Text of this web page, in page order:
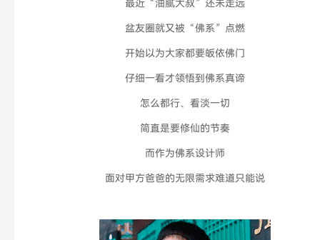
最近“油腻大叔”还未走远
盆友圈就又被“佛系”点燃
开始以为大家都要皈依佛门
仔细一看才领悟到佛系真谛
怎么都行、看淡一切
简直是要修仙的节奏
而作为佛系设计师
面对甲方爸爸的无限需求难道只能说